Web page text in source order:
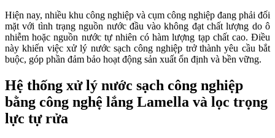
Hiện nay, nhiều khu công nghiệp và cụm công nghiệp đang phải đối
mặt với tình trạng nguồn nước đầu vào không đạt chất lượng do ô
nhiễm hoặc nguồn nước tự nhiên có hàm lượng tạp chất cao. Điều
này khiến việc xử lý nước sạch công nghiệp trở thành yêu cầu bắt
buộc, góp phần đảm bảo hoạt động sản xuất ổn định và bền vững.
Hệ thống xử lý nước sạch công nghiệp
bằng công nghệ lắng Lamella và lọc trọng
lực tự rửa